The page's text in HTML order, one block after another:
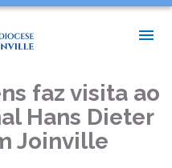
HOSPITAL REGIONAL
faz visita ao
Hans Dieter
Joinville